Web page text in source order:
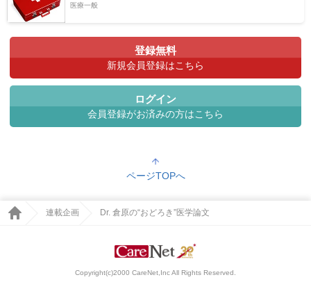
医療一般
登録無料
新規会員登録はこちら
ログイン
会員登録がお済みの方はこちら
ページTOPへ
連載企画 Dr. 倉原の“おどろき”医学論文
Copyright(c)2000 CareNet,Inc All Rights Reserved.